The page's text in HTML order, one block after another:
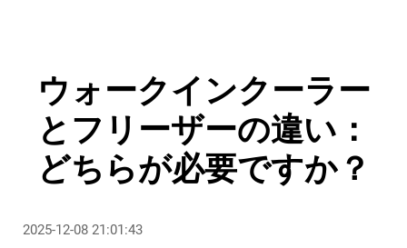
ウォークインクーラー
とフリーザーの違い：
どちらが必要ですか？
2025-12-08 21:01:43